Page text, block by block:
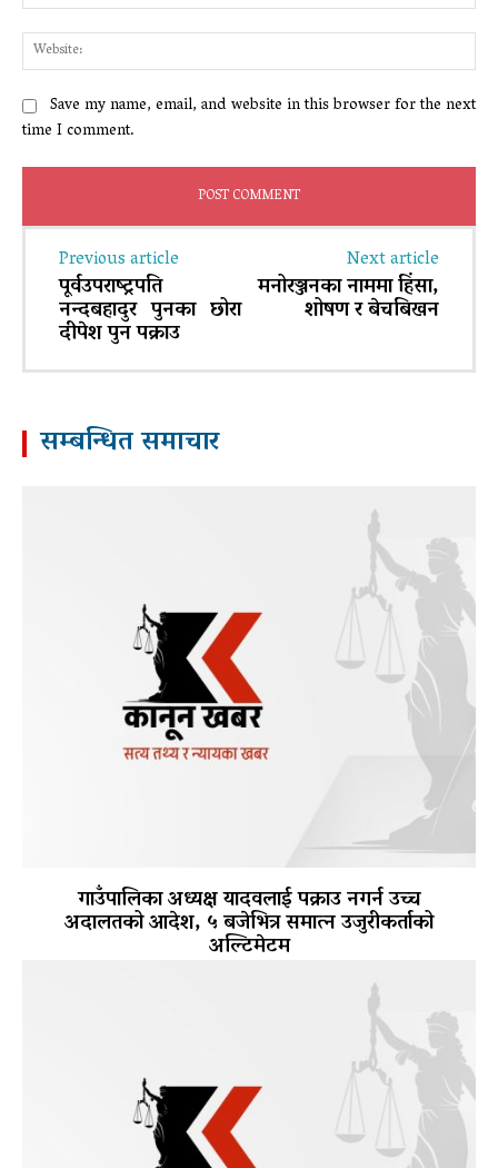
Save my name, email, and website in this browser for the next
time I comment.
Previous article
पूर्वउपराष्ट्रपति
नन्दबहादुर पुनका छोरा
दीपेश पुन पक्राउ
Next article
मनोरञ्जनका नाममा हिंसा,
शोषण र बेचबिखन
सम्बन्धित समाचार
गाउँपालिका अध्यक्ष यादवलाई पक्राउ नगर्न उच्च
अदालतको आदेश, ५ बजेभित्र समात्न उजुरीकर्ताको
अल्टिमेटम